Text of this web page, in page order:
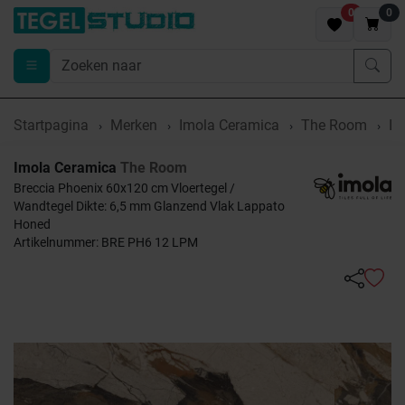
0 0
Startpagina Merken Imola Ceramica The Room
Imola Ceramica The Room
Breccia Phoenix 60x120 cm Vloertegel /
Wandtegel Dikte: 6,5 mm Glanzend Vlak Lappato
Honed
Artikelnummer: BRE PH6 12 LPM